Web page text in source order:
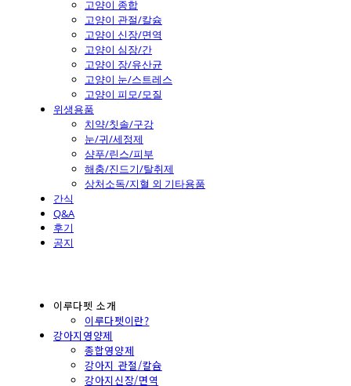
고양이 종합
고양이 관절/칼슘
고양이 신장/면역
고양이 심장/간
고양이 장/유산균
고양이 눈/스트레스
고양이 피모/모질
위생용품
치약/칫솔/구강
눈/귀/세정제
샴푸/린스/피부
해충/진드기/탈취제
상처소독/지혈 외 기타용품
간식
Q&A
후기
공지
이루다펫 소개
이루다펫이란?
강아지영양제
종합영양제
강아지 관절/칼슘
강아지신장/면역